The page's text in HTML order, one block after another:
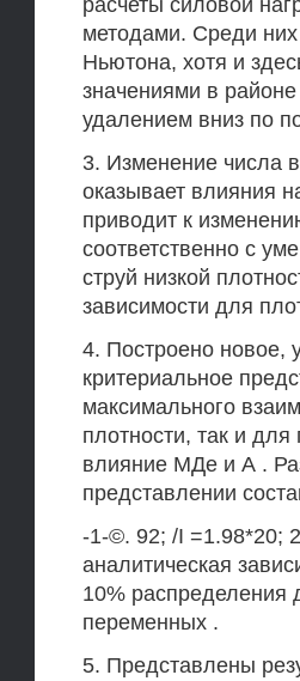
расчеты силовой
методами. Среди
Ньютона, хотя и
значениями в
удалением вниз по
3. Изменение числа
оказывает влияния
приводит к
соответственно с
струй низкой
зависимости для
4. Построено новое,
критериальное
максимального
плотности, так и
влияние МДе и А .
представлении
-1-©. 92; /I =1.98*20;
аналитическая
10%
переменных .
5. Представлены